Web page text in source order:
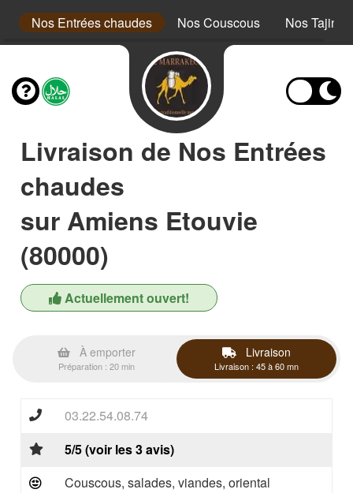
Nos Entrées chaudes Nos Couscous Nos Tajines
Livraison de Nos Entrées
chaudes
sur Amiens Etouvie
(80000)
Actuellement ouvert!
À emporter
Préparation : 20 min
Livraison
Livraison : 45 à 60 mn
03.22.54.08.74
5/5 (voir les 3 avis)
Couscous, salades, viandes, oriental